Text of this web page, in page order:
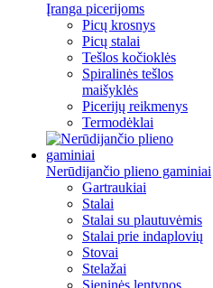
Įranga picerijoms
Picų krosnys
Picų stalai
Tešlos kočioklės
Spiralinės tešlos
maišyklės
Picerijų reikmenys
Termodėklai
Nerūdijančio plieno gaminiai
Gartraukiai
Stalai
Stalai su plautuvėmis
Stalai prie indaplovių
Stovai
Stelažai
Sieninės lentynos